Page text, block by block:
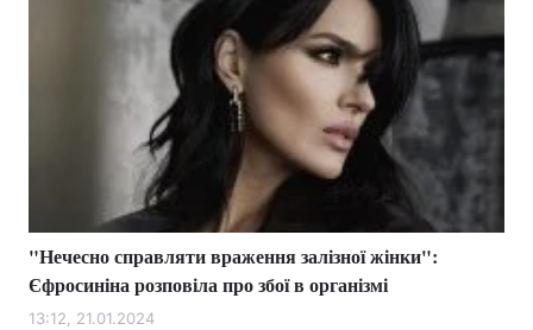
"Нечесно справляти враження залізної жінки":
Єфросиніна розповіла про збої в організмі
13:12, 21.01.2024